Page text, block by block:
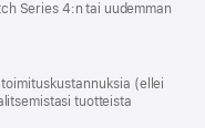
Series 4:n tai uudemman
(ellei
tuotteista